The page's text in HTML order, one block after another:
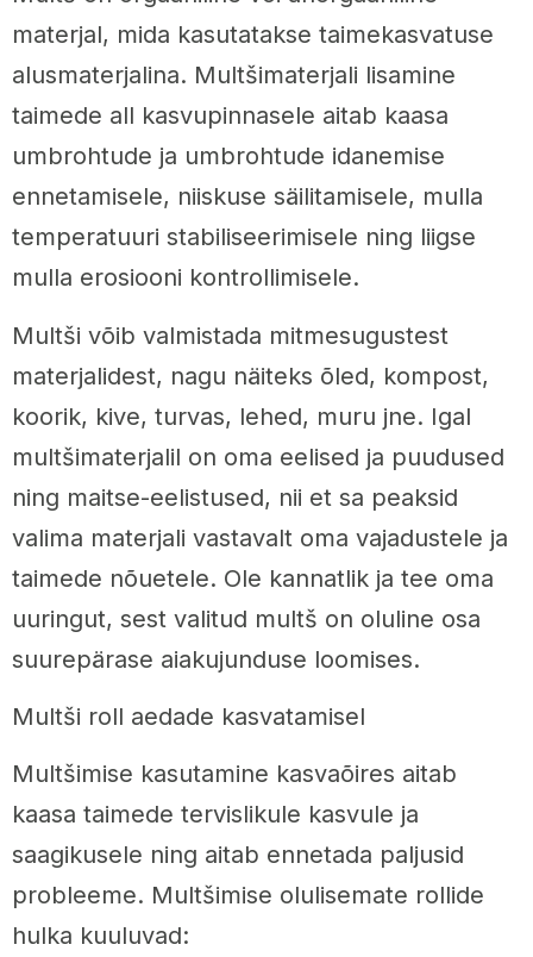
materjal, mida kasutatakse taimekasvatuse
alusmaterjalina. Multšimaterjali lisamine
taimede all kasvupinnasele aitab kaasa
umbrohtude ja umbrohtude idanemise
ennetamisele, niiskuse säilitamisele, mulla
temperatuuri stabiliseerimisele ning liigse
mulla erosiooni kontrollimisele.
Multši võib valmistada mitmesugustest
materjalidest, nagu näiteks õled, kompost,
koorik, kive, turvas, lehed, muru jne. Igal
multšimaterjalil on oma eelised ja puudused
ning maitse-eelistused, nii et sa peaksid
valima materjali vastavalt oma vajadustele ja
taimede nõuetele. Ole kannatlik ja tee oma
uuringut, sest valitud multš on oluline osa
suurepärase aiakujunduse loomises.
Multši roll aedade kasvatamisel
Multšimise kasutamine kasvaõires aitab
kaasa taimede tervislikule kasvule ja
saagikusele ning aitab ennetada paljusid
probleeme. Multšimise olulisemate rollide
hulka kuuluvad: